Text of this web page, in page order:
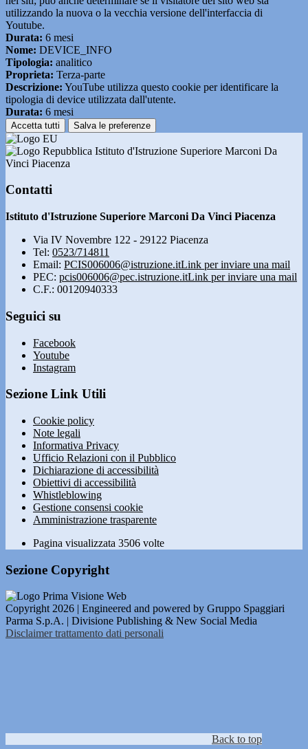
utilizzando la nuova o la vecchia versione dell'interfaccia di
Youtube.
Durata: 6 mesi
Nome: DEVICE_INFO
Tipologia: analitico
Proprieta: Terza-parte
Descrizione: YouTube utilizza questo cookie per identificare la
tipologia di device utilizzata dall'utente.
Durata: 6 mesi
Accetta tutti Salva le preferenze
Istituto d'Istruzione Superiore Marconi Da
Vinci Piacenza
Contatti
Istituto d'Istruzione Superiore Marconi Da Vinci Piacenza
Via IV Novembre 122 - 29122 Piacenza
Tel: 0523/714811
Email: PCIS006006@istruzione.itLink per inviare una mail
PEC: pcis006006@pec.istruzione.itLink per inviare una mail
C.F.: 00120940333
Seguici su
Facebook
Youtube
Instagram
Sezione Link Utili
Cookie policy
Note legali
Informativa Privacy
Ufficio Relazioni con il Pubblico
Dichiarazione di accessibilità
Obiettivi di accessibilità
Whistleblowing
Gestione consensi cookie
Amministrazione trasparente
Pagina visualizzata 3506 volte
Sezione Copyright
Copyright 2026 | Engineered and powered by Gruppo Spaggiari
Parma S.p.A. | Divisione Publishing & New Social Media
Disclaimer trattamento dati personali
Back to top